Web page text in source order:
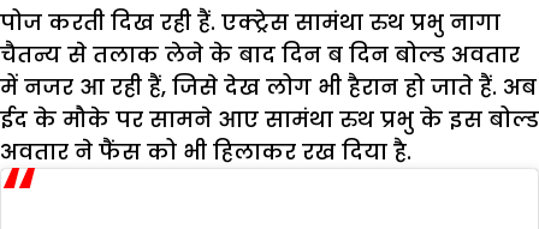
पोज करती दिख रही हैं. एक्ट्रेस सामंथा रुथ प्रभु नागा
चैतन्य से तलाक लेने के बाद दिन ब दिन बोल्ड अवतार
में नजर आ रही हैं, जिसे देख लोग भी हैरान हो जाते हैं. अब
ईद के मौके पर सामने आए सामंथा रुथ प्रभु के इस बोल्ड
अवतार ने फैंस को भी हिलाकर रख दिया है.